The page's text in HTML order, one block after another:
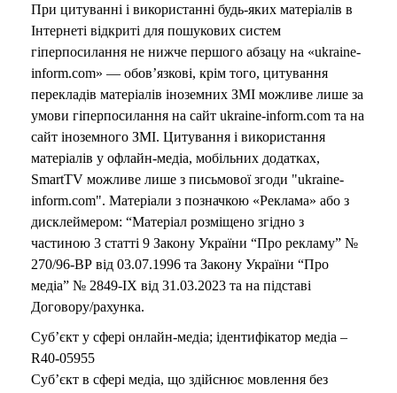
При цитуванні і використанні будь-яких матеріалів в
Інтернеті відкриті для пошукових систем
гіперпосилання не нижче першого абзацу на «ukraine-
inform.com» — обов’язкові, крім того, цитування
перекладів матеріалів іноземних ЗМІ можливе лише за
умови гіперпосилання на сайт ukraine-inform.com та на
сайт іноземного ЗМІ. Цитування і використання
матеріалів у офлайн-медіа, мобільних додатках,
SmartTV можливе лише з письмової згоди "ukraine-
inform.com". Матеріали з позначкою «Реклама» або з
дисклеймером: “Матеріал розміщено згідно з
частиною 3 статті 9 Закону України “Про рекламу” №
270/96-ВР від 03.07.1996 та Закону України “Про
медіа” № 2849-IX від 31.03.2023 та на підставі
Договору/рахунка.
Суб’єкт у сфері онлайн-медіа; ідентифікатор медіа –
R40-05955
Суб’єкт в сфері медіа, що здійснює мовлення без